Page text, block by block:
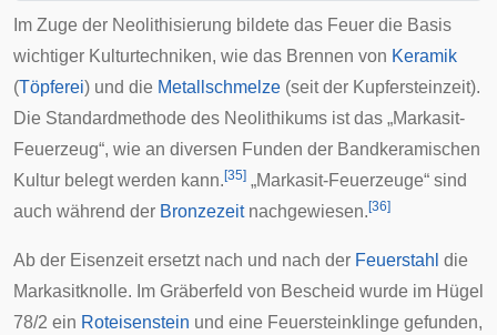
Im Zuge der Neolithisierung bildete das Feuer die Basis
wichtiger Kulturtechniken, wie das Brennen von Keramik
(Töpferei) und die Metallschmelze (seit der Kupfersteinzeit).
Die Standardmethode des Neolithikums ist das „Markasit-
Feuerzeug“, wie an diversen Funden der Bandkeramischen
Kultur belegt werden kann. [35] „Markasit-Feuerzeuge“ sind
auch während der Bronzezeitnachgewiesen. [36]
Ab der Eisenzeitersetzt nach und nach der Feuerstahl die
Markasitknolle. Im Gräberfeld von Bescheid wurde im Hügel
78/2 ein Roteisenstein und eine Feuersteinklinge gefunden,